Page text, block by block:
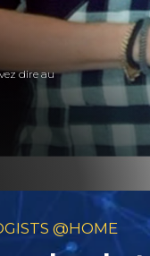
dire au
@HOME